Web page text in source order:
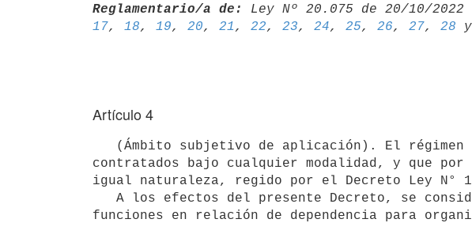
Reglamentario/a de:
Ley Nº 20.075 de 20/10/
17, 18, 19, 20, 21 , 22, 23, 24, 25, 26, 27, 28 y
Artículo 4
contratados bajo cualquier modalidad, y que
igual naturaleza, regido por el Decreto Ley N°